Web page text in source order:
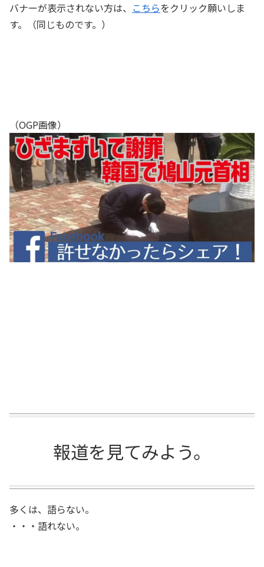
バナーが表示されない方は、 こちらをクリック願いしま
す。（同じものです。）
（OGP画像）
報道を見てみよう。
多くは、語らない。
・・・語れない。